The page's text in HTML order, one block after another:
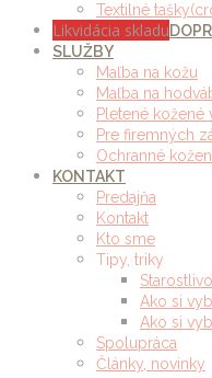
Textilné
Likvidácia skladu
SLUŽBY
Maľba na kožu
Maľba na
Pletené kožené
Pre firemných
Ochranné
KONTAKT
Predajňa
Kontakt
Kto sme
Tipy, triky
Ako si
Ako si
Spolupráca
Články, novinky